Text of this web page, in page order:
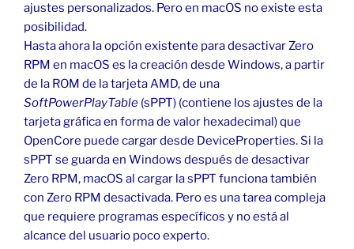
ajustes personalizados. Pero en macOS no existe esta
posibilidad.
Hasta ahora la opción existente para desactivar Zero
RPM en macOS es la creación desde Windows, a partir
de la ROM de la tarjeta AMD, de una
SoftPowerPlayTable (sPPT) (contiene los ajustes de la
tarjeta gráfica en forma de valor hexadecimal) que
OpenCore puede cargar desde DeviceProperties. Si la
sPPT se guarda en Windows después de desactivar
Zero RPM, macOS al cargar la sPPT funciona también
con Zero RPM desactivada. Pero es una tarea compleja
que requiere programas específicos y no está al
alcance del usuario poco experto.